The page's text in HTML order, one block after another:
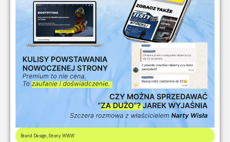
Brand Design, Strony WWW